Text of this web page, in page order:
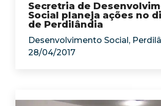
Secretria de
Social planeja ações no
de Perdilândia
Desenvolvimento Social,
28/04/2017